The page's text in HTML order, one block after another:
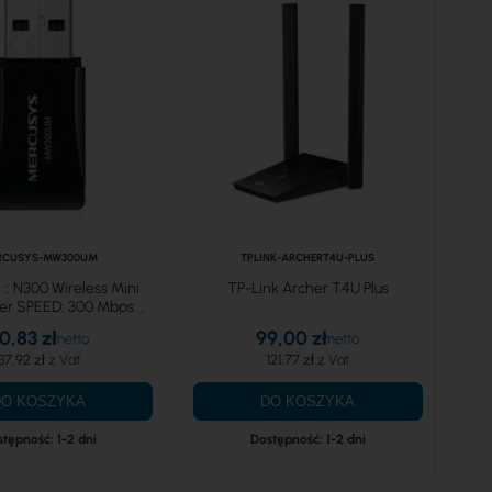
MW300UM
N300 Wireless Mini
SPEED: 300 Mbps at
USB 2.0
1-2 dni
37,92 zł
zł
KOSZYKA
TPLINK-ARCHERT4U-PLUS
TP-Link Archer T4U Plus
Dostępność: 1-2 dni
121,77 zł
99,00 zł
DO KOSZYKA